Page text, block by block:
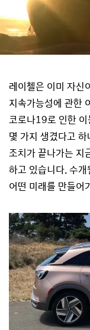
레이첼은 이미 자신
지속가능성에 관한
코로나19로 인한 이
몇 가지 생겼다고
조치가 끝나가는 지
하고 있습니다. 수
어떤 미래를 만들어